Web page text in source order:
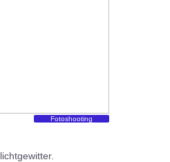
Fotoshooting